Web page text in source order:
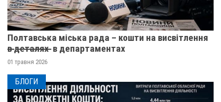
Полтавська міська рада – кошти на висвітлення
в̶ ̶д̶е̶т̶а̶л̶я̶х̶ ̶ в департаментах
01 травня 2026
БЛОГИ